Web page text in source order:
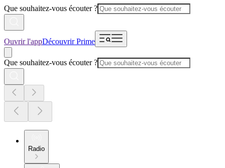
Que souhaitez-vous écouter ?
Ouvrir l'appDécouvrir Prime
Que souhaitez-vous écouter ?
Radio